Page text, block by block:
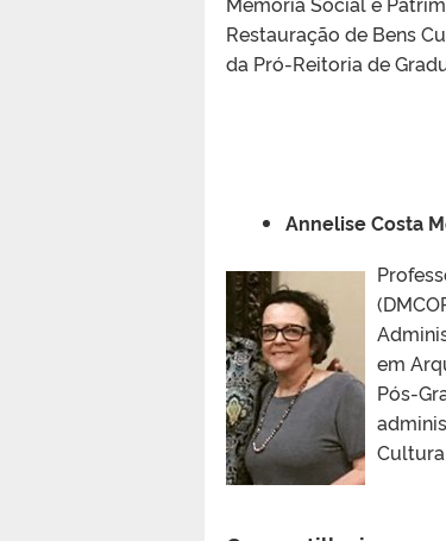
Restauração de Bens
da Pró-Reitoria de
Annelise Costa
em
Pós-